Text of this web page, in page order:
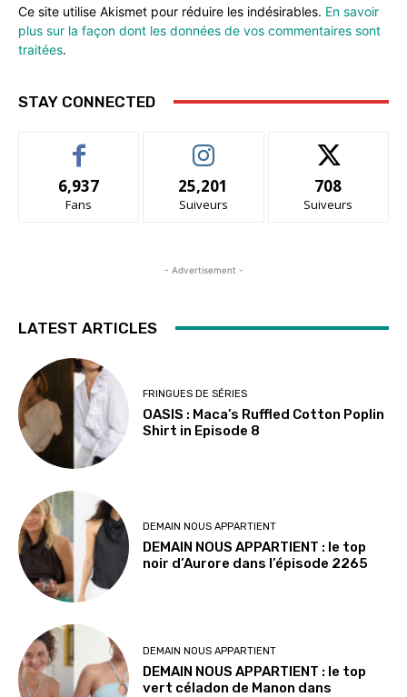
Ce site utilise Akismet pour réduire les indésirables. En savoir
plus sur la façon dont les données de vos commentaires sont
traitées.
STAY CONNECTED
6,937
Fans
25,201
Suiveurs
708
Suiveurs
- Advertisement -
LATEST ARTICLES
FRINGUES DE SÉRIES
OASIS : Maca’s Ruffled Cotton Poplin
Shirt in Episode 8
DEMAIN NOUS APPARTIENT
DEMAIN NOUS APPARTIENT : le top
noir d’Aurore dans l’épisode 2265
DEMAIN NOUS APPARTIENT
DEMAIN NOUS APPARTIENT : le top
vert céladon de Manon dans